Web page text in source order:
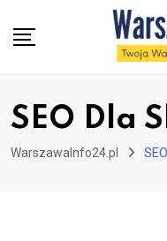
SEO Dla
WarszawaInfo24.pl